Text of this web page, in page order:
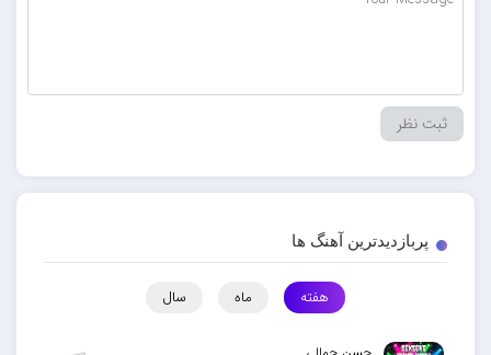
پربازدیدترین آهنگ ها
هفته ماه سال